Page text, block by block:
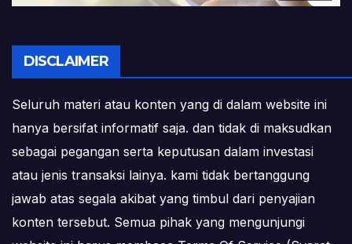
DISCLAIMER
Seluruh materi atau konten yang di dalam website ini
hanya bersifat informatif saja. dan tidak di maksudkan
sebagai pegangan serta keputusan dalam investasi
atau jenis transaksi lainya. kami tidak bertanggung
jawab atas segala akibat yang timbul dari penyajian
konten tersebut. Semua pihak yang mengunjungi